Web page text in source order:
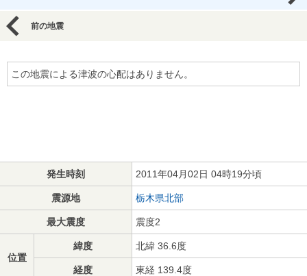
前の地震
この地震による津波の心配はありません。
発生時刻 2011年04月02日 04時19分頃
震源地 栃木県北部
最大震度 震度2
位置
緯度 北緯 36.6度
経度 東経 139.4度